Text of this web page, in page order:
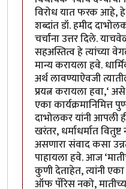
विरोध यात फरक आहे, हे
शब्दांत डॉ. हमीद
चर्चांना उत्तर दिले.
सहअस्तित्व हे
मान्य करायला हवे.
अर्थ लावण्याऐवजी
प्रयत्न करायला हवा,‘
एका कार्यक्रमानिमित्त
दाभोलकर यांनी आपली
खरंतर, धर्माधर्मात
असणारा संवाद कसा
पाहायला हवे. आज
कुणी देताहेत, त्यांनी
ऑफ पॅरिस नको,